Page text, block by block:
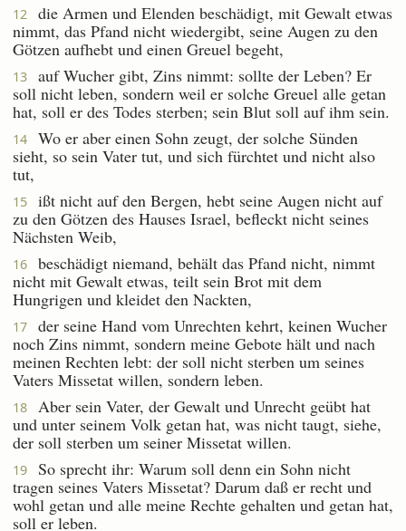
12
die Armen und Elenden beschädigt, mit Gewalt etwas
nimmt, das Pfand nicht wiedergibt, seine Augen zu den
Götzen aufhebt und einen Greuel begeht,
13
auf Wucher gibt, Zins nimmt: sollte der Leben? Er
soll nicht leben, sondern weil er solche Greuel alle getan
hat, soll er des Todes sterben; sein Blut soll auf ihm sein.
14
Wo er aber einen Sohn zeugt, der solche Sünden
sieht, so sein Vater tut, und sich fürchtet und nicht also
tut,
15
ißt nicht auf den Bergen, hebt seine Augen nicht auf
zu den Götzen des Hauses Israel, befleckt nicht seines
Nächsten Weib,
16
beschädigt niemand, behält das Pfand nicht, nimmt
nicht mit Gewalt etwas, teilt sein Brot mit dem
Hungrigen und kleidet den Nackten,
17
der seine Hand vom Unrechten kehrt, keinen Wucher
noch Zins nimmt, sondern meine Gebote hält und nach
meinen Rechten lebt: der soll nicht sterben um seines
Vaters Missetat willen, sondern leben.
18
Aber sein Vater, der Gewalt und Unrecht geübt hat
und unter seinem Volk getan hat, was nicht taugt, siehe,
der soll sterben um seiner Missetat willen.
19
So sprecht ihr: Warum soll denn ein Sohn nicht
tragen seines Vaters Missetat? Darum daß er recht und
wohl getan und alle meine Rechte gehalten und getan hat,
soll er leben.